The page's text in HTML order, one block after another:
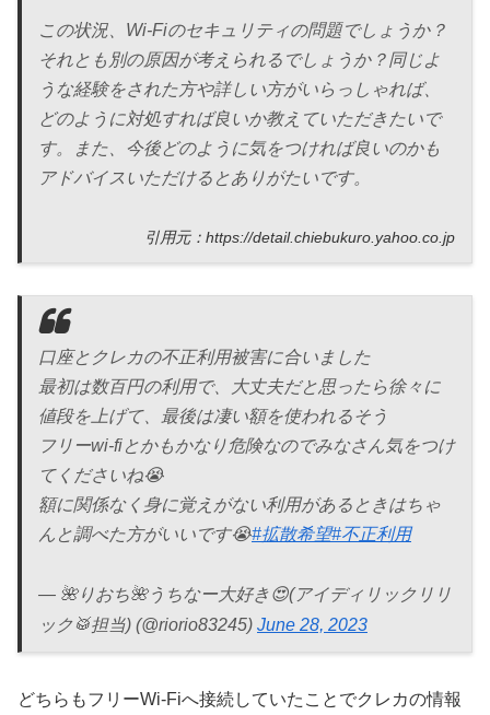
この状況、Wi-Fiのセキュリティの問題でしょうか？
それとも別の原因が考えられるでしょうか？同じよ
うな経験をされた方や詳しい方がいらっしゃれば、
どのように対処すれば良いか教えていただきたいで
す。また、今後どのように気をつければ良いのかも
アドバイスいただけるとありがたいです。
引用元：https://detail.chiebukuro.yahoo.co.jp
口座とクレカの不正利用被害に合いました
最初は数百円の利用で、大丈夫だと思ったら徐々に
値段を上げて、最後は凄い額を使われるそう
フリーwi-fiとかもかなり危険なのでみなさん気をつけ
てくださいね😭
額に関係なく身に覚えがない利用があるときはちゃ
んと調べた方がいいです😭#拡散希望#不正利用
— 🌺りおち🌺うちなー大好き😍(アイディリックリリ
ック🥁担当) (@riorio83245) June 28, 2023
どちらもフリーWi-Fiへ接続していたことでクレカの情報